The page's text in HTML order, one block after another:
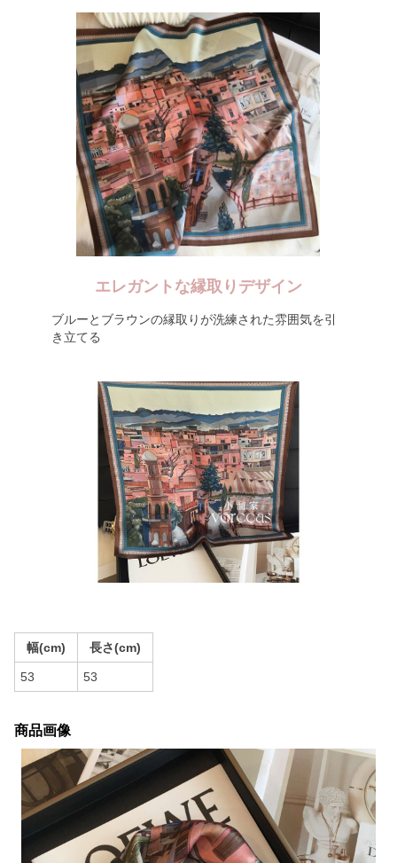
エレガントな縁取りデザイン
ブルーとブラウンの縁取りが洗練された雰囲気を引
き立てる
幅(cm) 長さ(cm)
53 53
商品画像